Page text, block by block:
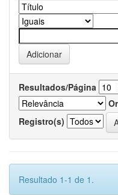
Resultados/Página
Registro(s)
Resultado 1-1 de 1.